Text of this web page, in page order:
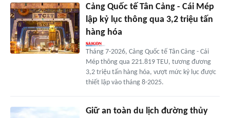
Cảng Quốc tế Tân Cảng - Cái Mép
lập kỷ lục thông qua 3,2 triệu tấn
hàng hóa
Tháng 7-2026, Cảng Quốc tế Tân Cảng - Cái
Mép thông qua 221.819 TEU, tương đương
3,2 triệu tấn hàng hóa, vượt mức kỷ lục được
thiết lập vào tháng 8-2025.
Giữ an toàn du lịch đường thủy